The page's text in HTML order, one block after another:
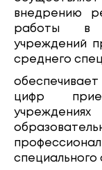
внедрению
работы в
учреждений
среднего
цифр
специального